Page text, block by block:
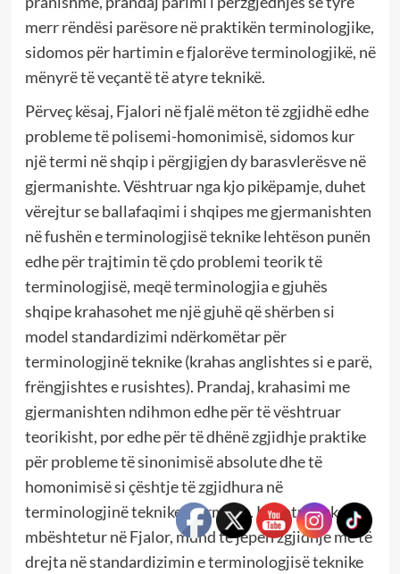
merr rëndësi parësore në praktikën terminologjike,
sidomos për hartimin e fjalorëve terminologjikë, në
mënyrë të veçantë të atyre teknikë.
Përveç kësaj, Fjalori në fjalë mëton të zgjidhë edhe
probleme të polisemi-homonimisë, sidomos kur
një termi në shqip i përgjigjen dy barasvlerësve në
gjermanishte. Vështruar nga kjo pikëpamje, duhet
vërejtur se ballafaqimi i shqipes me gjermanishten
në fushën e terminologjisë teknike lehtëson punën
edhe për trajtimin të çdo problemi teorik të
terminologjisë, meqë terminologjia e gjuhës
shqipe krahasohet me një gjuhë që shërben si
model standardizimi ndërkomëtar për
terminologjinë teknike (krahas anglishtes si e parë,
frëngjishtes e rusishtes). Prandaj, krahasimi me
gjermanishten ndihmon edhe për të vështruar
teorikisht, por edhe për të dhënë zgjidhje praktike
për probleme të sinonimisë absolute dhe të
homonimisë si çështje të zgjidhura në
terminologjinë teknike gjermane. Kështu, duke u
mbështetur në Fjalor, mund të jepen zgjidhje me të
drejta në standardizimin e terminologjisë teknike